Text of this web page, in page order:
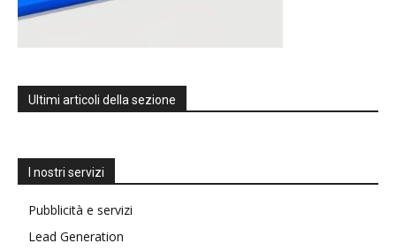
Ultimi articoli della sezione
I nostri servizi
Pubblicità e servizi
Lead Generation